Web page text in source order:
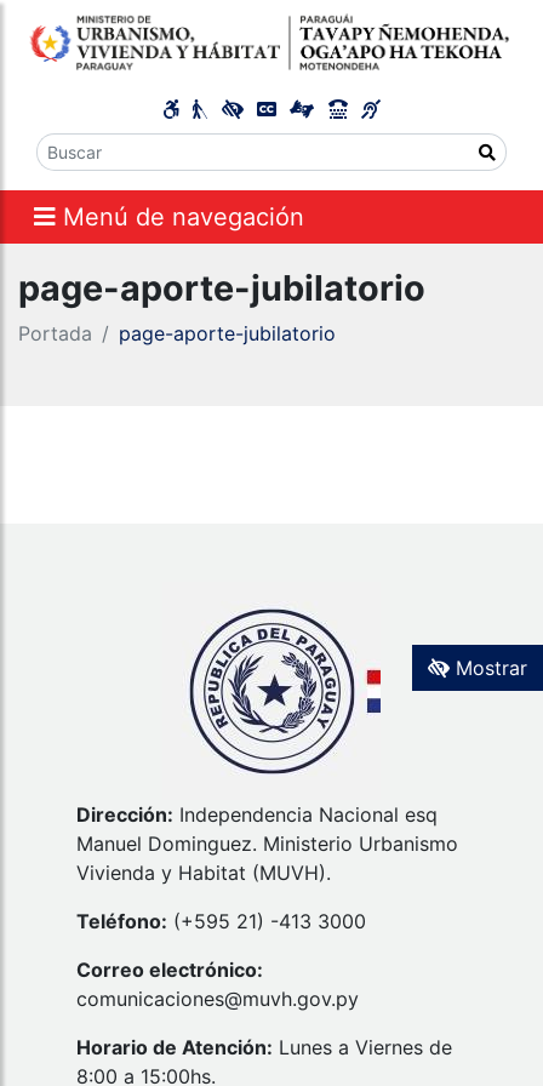
Menú de navegación
Mostrar
page-aporte-jubilatorio
Portada page-aporte-jubilatorio
Dirección: Independencia Nacional esq
Manuel Dominguez. Ministerio Urbanismo
Vivienda y Habitat (MUVH).
Teléfono: (+595 21) -413 3000
Correo electrónico:
comunicaciones@muvh.gov.py​​​​​​​
Horario de Atención: Lunes a Viernes de
8:00 a 15:00hs.